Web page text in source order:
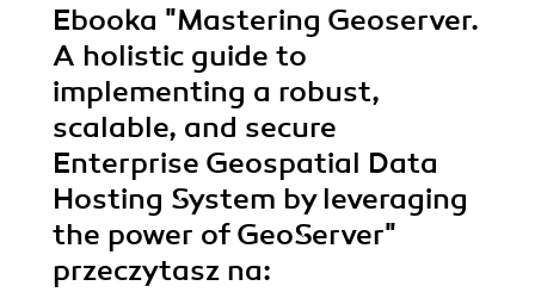
Ebooka "Mastering Geoserver.
A holistic guide to
implementing a robust,
scalable, and secure
Enterprise Geospatial Data
Hosting System by leveraging
the power of GeoServer"
przeczytasz na: